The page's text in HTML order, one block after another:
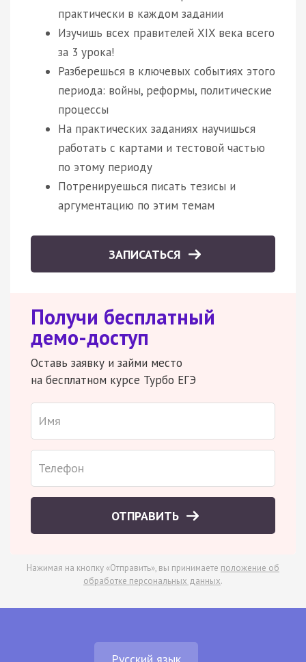
практически в каждом задании
Изучишь всех правителей XIX века всего
за 3 урока!
Разберешься в ключевых событиях этого
периода: войны, реформы, политические
процессы
На практических заданиях научишься
работать с картами и тестовой частью
по этому периоду
Потренируешься писать тезисы и
аргументацию по этим темам
ЗАПИСАТЬСЯ
Получи бесплатный
демо-доступ
Оставь заявку и займи место
на бесплатном курсе Турбо ЕГЭ
ОТПРАВИТЬ
Нажимая на кнопку «Отправить», вы принимаете положение об
обработке персональных данных.
Русский язык